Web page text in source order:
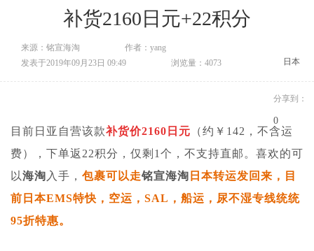
补货2160日元+22积分
来源：铭宣海淘
作者：yang
发表于2019年09月23日 09:49
浏览量：4073 日本
分享到：
0
目前日亚自营该款补货价2160日元 （约￥142，不含运
费），下单返22积分，仅剩1个，不支持直邮。 喜欢的可
以海淘 入手， 包裹可以走铭宣海淘 日本转运发回来，目
前日本EMS特快，空运，SAL，船运，尿不湿专线统统
95折特惠。